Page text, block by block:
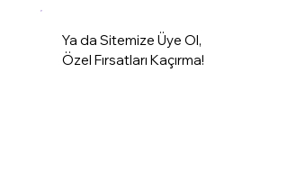
Ya da Sitemize Üye Ol,
Özel Fırsatları Kaçırma!